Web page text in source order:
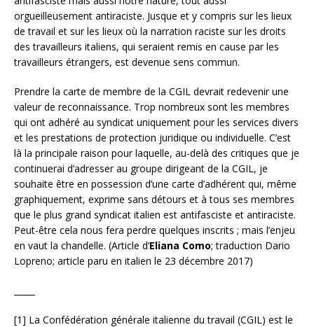
orgueilleusement antiraciste. Jusque et y compris sur les lieux
de travail et sur les lieux où la narration raciste sur les droits
des travailleurs italiens, qui seraient remis en cause par les
travailleurs étrangers, est devenue sens commun.
Prendre la carte de membre de la CGIL devrait redevenir une
valeur de reconnaissance. Trop nombreux sont les membres
qui ont adhéré au syndicat uniquement pour les services divers
et les prestations de protection juridique ou individuelle. C’est
là la principale raison pour laquelle, au-delà des critiques que je
continuerai d’adresser au groupe dirigeant de la CGIL, je
souhaite être en possession d’une carte d’adhérent qui, même
graphiquement, exprime sans détours et à tous ses membres
que le plus grand syndicat italien est antifasciste et antiraciste.
Peut-être cela nous fera perdre quelques inscrits ; mais l’enjeu
en vaut la chandelle. (Article d’Eliana Como; traduction Dario
Lopreno; article paru en italien le 23 décembre 2017)
[1] La Confédération générale italienne du travail (CGIL) est le